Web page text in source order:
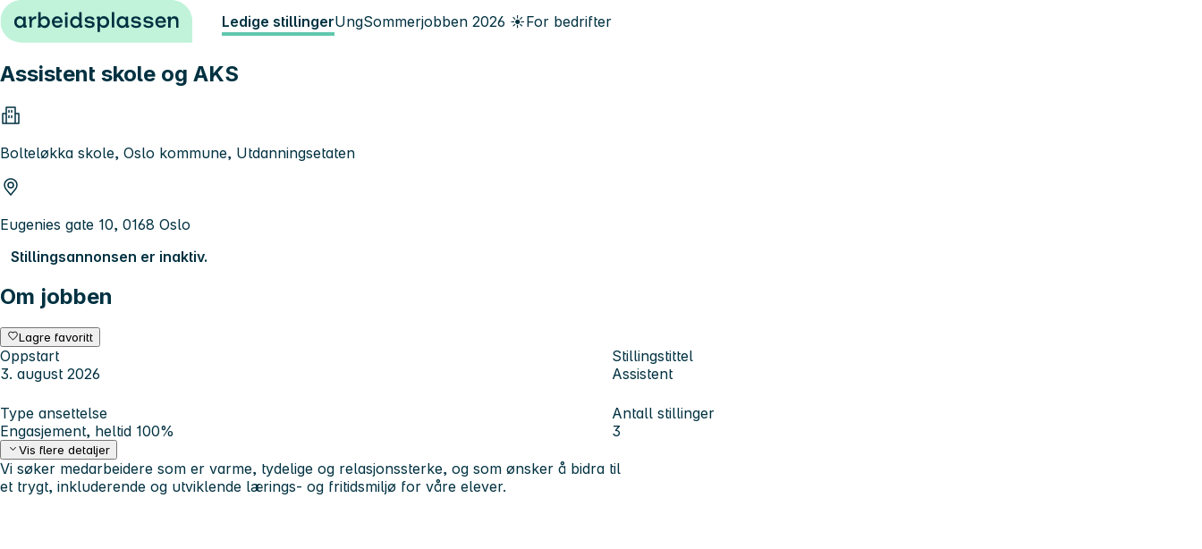
Hopp til innhold Ledige stillingerUngSommerjobben 2026 ☀️For bedrifter
Assistent skole og AKS
Bolteløkka skole, Oslo kommune, Utdanningsetaten
Eugenies gate 10, 0168 Oslo
Stillingsannonsen er inaktiv.
Om jobben
Lagre favoritt
Oppstart
3. august 2026
Stillingstittel
Assistent
Type ansettelse
Engasjement, heltid 100%
Antall stillinger
3
Vis flere detaljer
Vi søker medarbeidere som er varme, tydelige og relasjonssterke, og som ønsker å bidra til
et trygt, inkluderende og utviklende lærings- og fritidsmiljø for våre elever.